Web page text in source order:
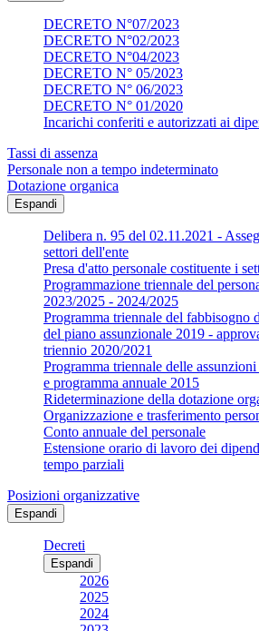
DECRETO N°07/2023
DECRETO N°02/2023
DECRETO N°04/2023
DECRETO N° 05/2023
DECRETO N° 06/2023
DECRETO N° 01/2020
Incarichi conferiti e autorizzati ai
Tassi di assenza
Personale non a tempo indeterminato
Dotazione organica
Espandi
Delibera n. 95 del 02.11.2021 -
settori dell'ente
Presa d'atto personale costituente i
Programmazione triennale del
2023/2025 - 2024/2025
Programma triennale del fabbisogno
del piano assunzionale 2019 -
triennio 2020/2021
Programma triennale delle
e programma annuale 2015
Rideterminazione della dotazione
Organizzazione e trasferimento
Conto annuale del personale
Estensione orario di lavoro dei
tempo parziali
Posizioni organizzative
Espandi
Decreti
Espandi
2026
2025
2024